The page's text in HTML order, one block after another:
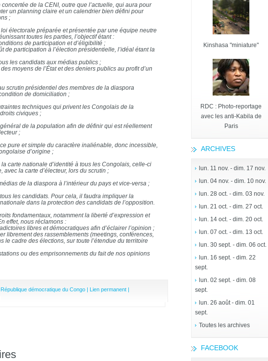
Kinshasa "miniature"
RDC : Photo-reportage
avec les anti-Kabila de
Paris
ARCHIVES
lun. 11 nov. - dim. 17 nov.
lun. 04 nov. - dim. 10 nov.
lun. 28 oct. - dim. 03 nov.
lun. 21 oct. - dim. 27 oct.
lun. 14 oct. - dim. 20 oct.
lun. 07 oct. - dim. 13 oct.
lun. 30 sept. - dim. 06 oct.
lun. 16 sept. - dim. 22
sept.
lun. 02 sept. - dim. 08
sept.
lun. 26 août - dim. 01
sept.
Toutes les archives
FACEBOOK
de la CENI, outre que l’actuelle, qui aura pour
un planning claire et un calendrier bien défini pour
;
électorale préparée et présentée par une équipe neutre
toutes les parties, l’objectif étant :
de participation et d’éligibilité ;
de participation à l’élection présidentielle, l’idéal étant la
les candidats aux médias publics ;
moyens de l’État et des deniers publics au profit d’un
scrutin présidentiel des membres de la diaspora
de domiciliation ;
techniques qui privent les Congolais de la
civiques ;
de la population afin de définir qui est réellement
;
pure et simple du caractère inaliénable, donc incessible,
d’origine ;
carte nationale d’identité à tous les Congolais, celle-ci
avec la carte d’électeur, lors du scrutin ;
de la diaspora à l’intérieur du pays et vice-versa ;
les candidats. Pour cela, il faudra impliquer la
dans la protection des candidats de l’opposition.
fondamentaux, notamment la liberté d’expression et
effet, nous réclamons :
libres et démocratiques afin d’éclairer l’opinion ;
librement des rassemblements (meetings, conférences,
le cadre des élections, sur toute l’étendue du territoire
ou des emprisonnements du fait de nos opinions
République démocratique du Congo | Lien permanent |